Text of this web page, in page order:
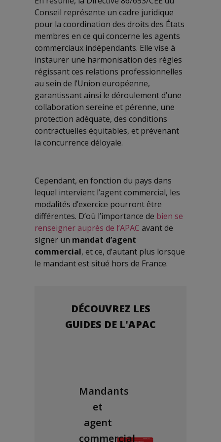
Conseil représente un cadre juridique
pour la coordination des droits des États
membres en ce qui concerne les agents
commerciaux indépendants. Elle vise à
instaurer une harmonisation des règles
régissant ces relations professionnelles
au sein de l’Union européenne,
garantissant ainsi le déroulement d’une
collaboration sereine et pérenne, une
protection adéquate, des conditions
contractuelles équitables, et prévenant
la concurrence déloyale.
Cependant, en fonction du pays dans
lequel intervient l’agent commercial, les
modalités d’exercice pourront être
différentes. D’où l’importance de bien se
renseigner auprès de l’APAC avant de
signer un mandat d’agent
commercial, et ce, d’autant plus lorsque
le mandant est situé hors de France.
DÉCOUVREZ LES
GUIDES DE L'APAC
Mandants
et
agent
commercial